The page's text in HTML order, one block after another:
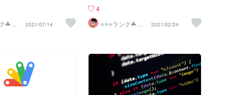
おりの営業をしているの
由もわからず、急に売上
・」なんて方もいらっし
クセス数を取るための販
クション等）を見直すな
策としては、良いのです
かりと、そうならないよ
蓄え、予防策をとってお
の怖さが想像できないと
ジネスをやられている方
い、また、１つのプラッ
く依存している人ほど、
☘ヤ
ター
2021/07/14
おります。が、1案件にかかる時間が非常
に長いため、お断りすることがありま
す。そのため、このブログを記載するこ
きたい内容ではあります。アカウント審
査に、失敗ではなく脱落される方の典型
実は、アカウントを失敗される方のほと
んどは、途中で投げ出してしまう方で
4
⭐️⭐️⭐️ランク☘ヤ
フオクマスター
2021/02/24